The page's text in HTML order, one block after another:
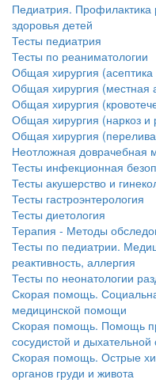
Педиатрия. Профилактика
здоровья детей
Тесты педиатрия
Тесты по реаниматологии
Общая хирургия (асептика
Общая хирургия (местная
Общая хирургия
Общая хирургия (наркоз и
Общая хирургия
Неотложная доврачебная
Тесты инфекционная
Тесты акушерство и
Тесты гастроэнтерология
Тесты диетология
Терапия - Методы
Тесты по педиатрии.
реактивность, аллергия
Тесты по неонатологии
Скорая помощь.
медицинской помощи
Скорая помощь. Помощь
сосудистой и дыхательной
Скорая помощь. Острые
органов груди и живота